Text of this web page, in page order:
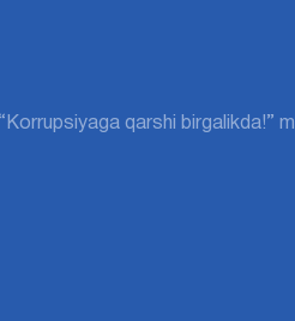
“Korrupsiyaga qarshi birgalikda!”